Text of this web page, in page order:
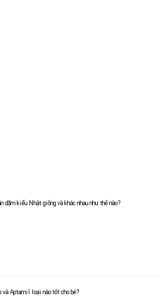
dặm kiểu Nhật giống và khác nhau như thế nào?
và Aptamil loại nào tốt cho bé?